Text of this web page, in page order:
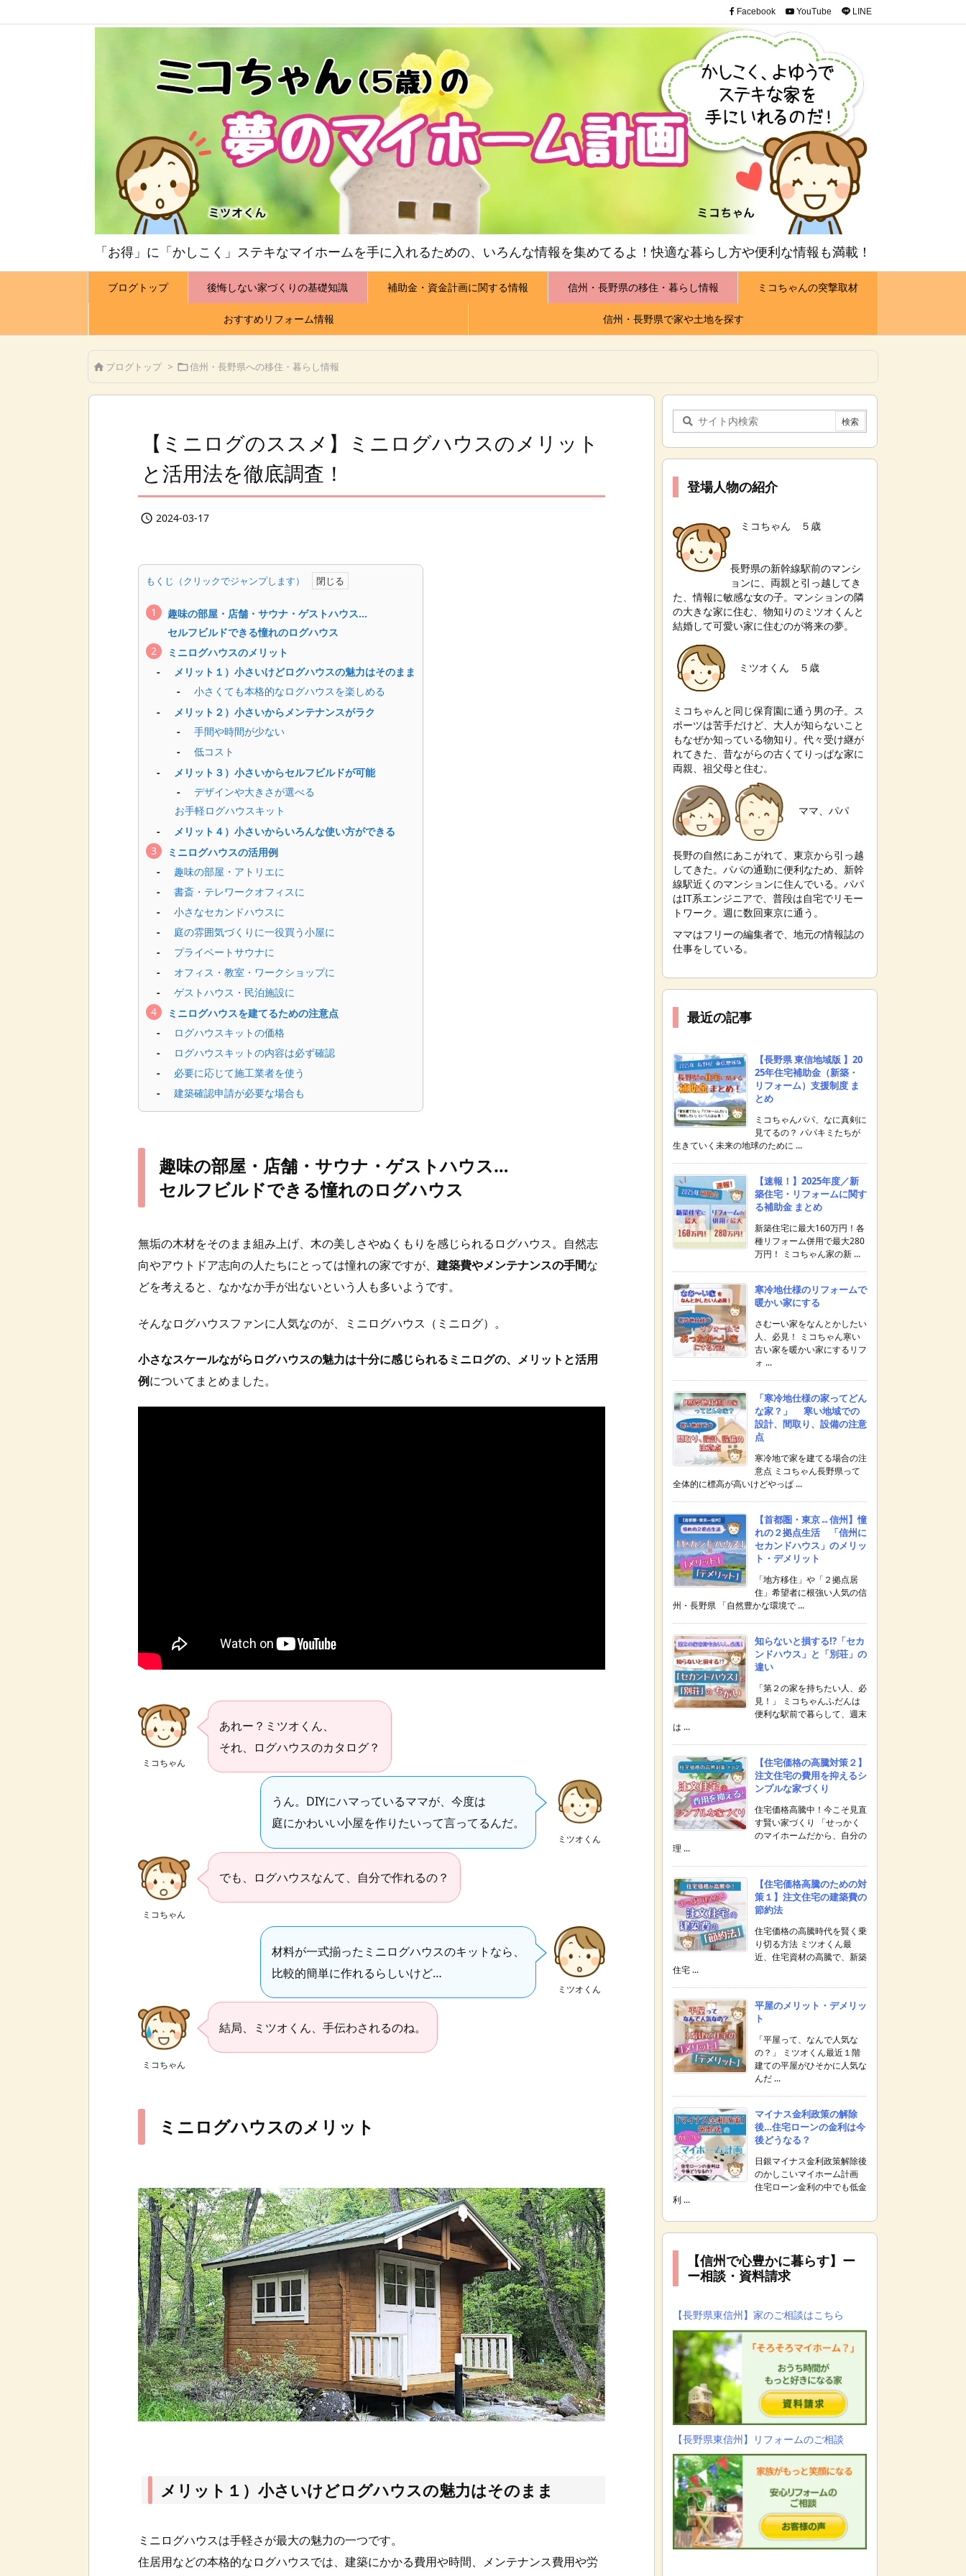
「お得」に「かしこく」ステキなマイホームを手に入れるための、いろんな情報を集めてるよ！快適な暮らし方や便利な情報も満載！
ブログトップ 後悔しない家づくりの基礎知識 補助金・資金計画に関する情報 信州・長野県の移住・暮らし情報 ミコちゃんの突撃取材
おすすめリフォーム情報 信州・長野県で家や土地を探す
Facebook YouTube LINE
 ブログトップ > 信州・長野県への移住・暮らし情報
【ミニログのススメ】ミニログハウスのメリット
と活用法を徹底調査！
 2024-03-17
もくじ（クリックでジャンプします）
趣味の部屋・店舗・サウナ・ゲストハウス…
セルフビルドできる憧れのログハウス
ミニログハウスのメリット
メリット１）小さいけどログハウスの魅力はそのまま
小さくても本格的なログハウスを楽しめる
メリット２）小さいからメンテナンスがラク
手間や時間が少ない
低コスト
メリット３）小さいからセルフビルドが可能
デザインや大きさが選べる
お手軽ログハウスキット
メリット４）小さいからいろんな使い方ができる
ミニログハウスの活用例
趣味の部屋・アトリエに
書斎・テレワークオフィスに
小さなセカンドハウスに
庭の雰囲気づくりに一役買う小屋に
プライベートサウナに
オフィス・教室・ワークショップに
ゲストハウス・民泊施設に
ミニログハウスを建てるための注意点
ログハウスキットの価格
ログハウスキットの内容は必ず確認
必要に応じて施工業者を使う
建築確認申請が必要な場合も
趣味の部屋・店舗・サウナ・ゲストハウス…
セルフビルドできる憧れのログハウス
無垢の木材をそのまま組み上げ、木の美しさやぬくもりを感じられるログハウス。自然志
向やアウトドア志向の人たちにとっては憧れの家ですが、 建築費やメンテナンスの手間な
どを考えると、なかなか手が出ないという人も多いようです。
そんなログハウスファンに人気なのが、ミニログハウス（ミニログ）。
小さなスケールながらログハウスの魅力は十分に感じられるミニログの、メリットと活用
例についてまとめました。
ミコちゃん
あれー？ミツオくん、
それ、ログハウスのカタログ？
ミツオくん
うん。DIYにハマっているママが、今度は
庭にかわいい小屋を作りたいって言ってるんだ。
ミコちゃん
でも、ログハウスなんて、自分で作れるの？
ミツオくん
材料が一式揃ったミニログハウスのキットなら、
比較的簡単に作れるらしいけど…
ミコちゃん
結局、ミツオくん、手伝わされるのね。
ミニログハウスのメリット
メリット１）小さいけどログハウスの魅力はそのまま
ミニログハウスは手軽さが最大の魅力の一つです。
住居用などの本格的なログハウスでは、建築にかかる費用や時間、メンテナンス費用や労
登場人物の紹介
ミコちゃん ５歳
長野県の新幹線駅前のマンシ
ョンに、両親と引っ越してき
た、情報に敏感な女の子。 マンションの隣
の大きな家に住む、物知りのミツオくんと
結婚して可愛い家に住むのが将来の夢。
ミツオくん ５歳
ミコちゃんと同じ保育園に通う男の子。ス
ポーツは苦手だけど、大人が知らないこと
もなぜか知っている物知り。代々受け継が
れてきた、昔ながらの古くてりっぱな家に
両親、祖父母と住む。
ママ、パパ
長野の自然にあこがれて、東京から引っ越
してきた。パパの通勤に便利なため、新幹
線駅近くのマンションに住んでいる。パパ
はIT系エンジニアで、普段は自宅でリモー
トワーク。週に数回東京に通う。
ママはフリーの編集者で、地元の情報誌の
仕事をしている。
最近の記事
【長野県 東信地域版 】20
25年住宅補助金（新築・
リフォーム）支援制度 ま
とめ
ミコちゃんパパ、なに真剣に
見てるの？ パパキミたちが
生きていく未来の地球のために ...
【速報！】2025年度／新
築住宅・リフォームに関す
る補助金 まとめ
新築住宅に最大160万円！各
種リフォーム併用で最大280
万円！ ミコちゃん家の新 ...
寒冷地仕様のリフォームで
暖かい家にする
さむーい家をなんとかしたい
人、必見！ ミコちゃん寒い
古い家を暖かい家にするリフ
ォ ...
「寒冷地仕様の家ってどん
な家？」 寒い地域での
設計、間取り、設備の注意
点
寒冷地で家を建てる場合の注
意点 ミコちゃん長野県って
全体的に標高が高いけどやっぱ ...
【首都圏・東京↔︎信州】憧
れの２拠点生活 「信州に
セカンドハウス」のメリッ
ト・デメリット
「地方移住」や「２拠点居
住」希望者に根強い人気の信
州・長野県 「自然豊かな環境で ...
知らないと損する!?「セカ
ンドハウス」と「別荘」の
違い
「第２の家を持ちたい人、必
見！」 ミコちゃんふだんは
便利な駅前で暮らして、週末
は ...
【住宅価格の高騰対策２】
注文住宅の費用を抑えるシ
ンプルな家づくり
住宅価格高騰中！今こそ見直
す賢い家づくり 「せっかく
のマイホームだから、自分の
理 ...
【住宅価格高騰のための対
策１】注文住宅の建築費の
節約法
住宅価格の高騰時代を賢く乗
り切る方法 ミツオくん最
近、住宅資材の高騰で、新築
住宅 ...
平屋のメリット・デメリッ
ト
「平屋って、なんで人気な
の？」 ミツオくん最近１階
建ての平屋がひそかに人気な
んだ ...
マイナス金利政策の解除
後…住宅ローンの金利は今
後どうなる？
日銀マイナス金利政策解除後
のかしこいマイホーム計画
住宅ローン金利の中でも低金
利 ...
【信州で心豊かに暮らす】ー
ー相談・資料請求
【長野県東信州】家のご相談はこちら
【長野県東信州】リフォームのご相談